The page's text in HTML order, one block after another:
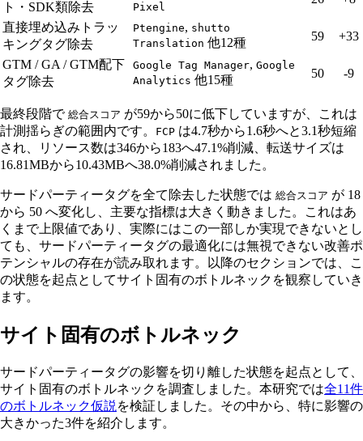
ト・SDK類除去 Pixel
直接埋め込みトラッ
キングタグ除去
Ptengine, shutto
Translation 他12種 59 +33
GTM / GA / GTM配下
タグ除去
Google Tag Manager, Google
Analytics 他15種 50 -9
最終段階で 総合スコア が59から50に低下していますが、これは
計測揺らぎの範囲内です。
FCP は4.7秒から1.6秒へと3.1秒短縮
され、リソース数は346から183へ47.1%削減、転送サイズは
16.81MBから10.43MBへ38.0%削減されました。
サードパーティータグを全て除去した状態では 総合スコア が 18
から 50 へ変化し、主要な指標は大きく動きました。これはあ
くまで上限値であり、実際にはこの一部しか実現できないとし
ても、サードパーティータグの最適化には無視できない改善ポ
テンシャルの存在が読み取れます。以降のセクションでは、こ
の状態を起点としてサイト固有のボトルネックを観察していき
ます。
サイト固有のボトルネック
サードパーティータグの影響を切り離した状態を起点として、
サイト固有のボトルネックを調査しました。本研究では全11件
のボトルネック仮説 を検証しました。その中から、特に影響の
大きかった3件を紹介します。